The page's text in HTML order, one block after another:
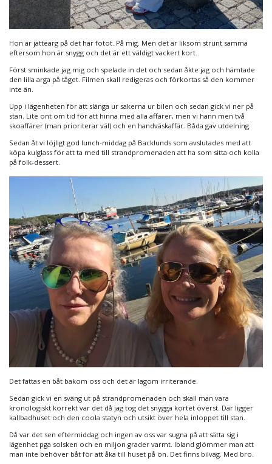
Hon är jättearg på det här fotot. På mig. Men det är liksom strunt samma
eftersom hon är snygg och det är ett väldigt vackert kort.
Först sminkade jag mig och spelade in det och sedan åkte jag och hämtade
den lilla arga på tåget. Filmen skall redigeras och förkortas så den kommer
inte än.
Upp i lägenheten för att slänga ur sakerna ur bilen och sedan gick vi ner på
stan. Lite ont om tid för att hinna med alla affärer, men vi hann men två
skoaffärer (man prioriterar väl) och en handväskaffär. Båda gav utdelning.
Sedan åt vi löjligt god lunch-middag på Backlunds som avslutades med att
köpa kulglass för att ta med till strandpromenaden att ha som sitta och kolla
på folk-dessert.
Det fattas en båt bakom oss och det är lagom irriterande.
Sedan gick vi en sväng ut på strandpromenaden och skall man vara
kronologiskt korrekt var det då jag tog det snygga kortet överst. Där ligger
kallbadhuset och den coola statyn och utsikt över hela inloppet till stan.
Då var det sen eftermiddag och ingen av oss var sugna på att sätta sig i
lägenhet pga solsken och en miljon grader varmt. Ibland glömmer man att
man inte behöver båt för att åka till huset på ön. Det finns bilväg. Med bro.